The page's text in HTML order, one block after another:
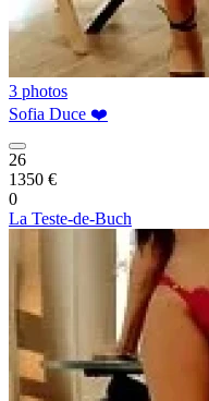
3 photos
Sofia Duce ❤️
26
1350 €
0
La Teste-de-Buch